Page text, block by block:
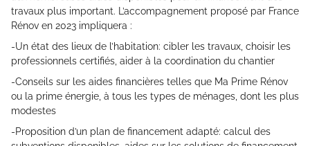
travaux plus important. L’accompagnement proposé par France
Rénov en 2023 impliquera :
-Un état des lieux de l’habitation: cibler les travaux, choisir les
professionnels certifiés, aider à la coordination du chantier
-Conseils sur les aides financières telles que Ma Prime Rénov
ou la prime énergie, à tous les types de ménages, dont les plus
modestes
-Proposition d’un plan de financement adapté: calcul des